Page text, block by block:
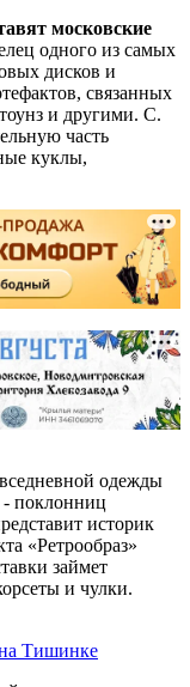
московские
одного из самых
дисков и
связанных
и другими. С.
часть
куклы,
одежды
- поклонниц
историк
«Ретрообраз»
займет
и чулки.